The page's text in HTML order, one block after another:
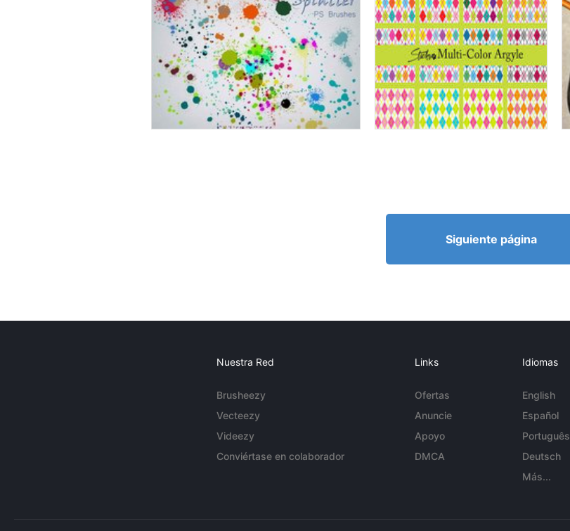
Siguiente página
Nuestra Red
Brusheezy
Vecteezy
Videezy
Conviértase en colaborador
Links
Ofertas
Anuncie
Apoyo
DMCA
Idiomas
English
Español
Português
Deutsch
Más...